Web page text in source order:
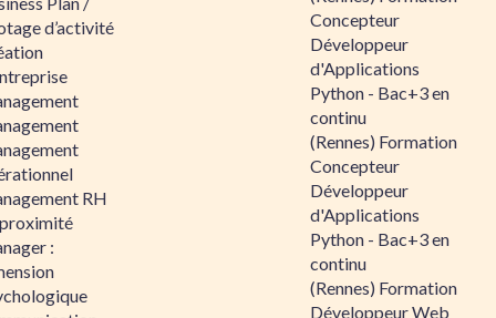
d’activité
RH
:
Concepteur
Développeur
d'Applications
Python - Bac+3 en
continu
(Rennes) Formation
Concepteur
Développeur
d'Applications
Python - Bac+3 en
continu
(Rennes) Formation
Développeur Web